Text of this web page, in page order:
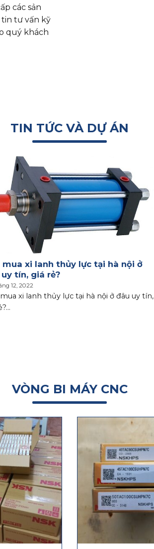
các sản
tư vấn kỹ
quý khách
TIN TỨC VÀ DỰ ÁN
mua xi lanh thủy lực tại hà nội ở
tín, giá rẻ?
12, 2022
xi lanh thủy lực tại hà nội ở đâu uy tín,
VÒNG BI MÁY CNC